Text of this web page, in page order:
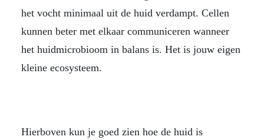
het vocht minimaal uit de huid verdampt. Cellen
kunnen beter met elkaar communiceren wanneer
het huidmicrobioom in balans is. Het is jouw eigen
kleine ecosysteem.
Hierboven kun je goed zien hoe de huid is